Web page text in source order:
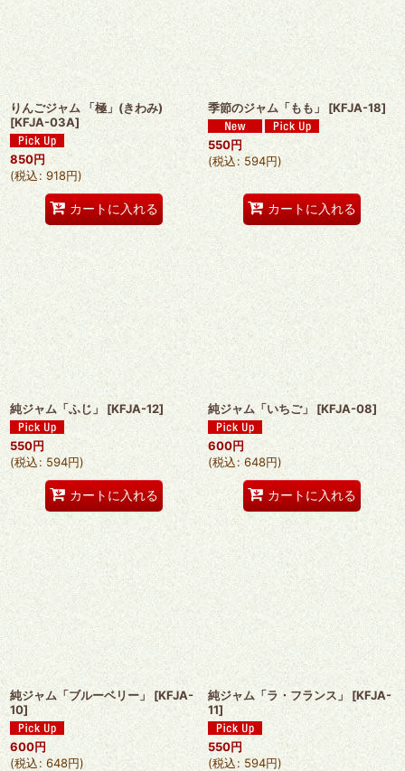
りんごジャム 「極」(きわみ)
[KFJA-03A]
850円
(税込: 918円)
カートに入れる
季節のジャム「もも」 [KFJA-18]
550円
(税込: 594円)
カートに入れる
純ジャム「ふじ」 [KFJA-12]
550円
(税込: 594円)
カートに入れる
純ジャム「いちご」 [KFJA-08]
600円
(税込: 648円)
カートに入れる
純ジャム「ブルーベリー」 [KFJA-
10]
600円
(税込: 648円)
純ジャム「ラ・フランス」 [KFJA-
11]
550円
(税込: 594円)